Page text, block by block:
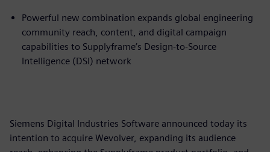
Powerful new combination expands global engineering
community reach, content, and digital campaign
capabilities to Supplyframe’s Design-to-Source
Intelligence (DSI) network
Siemens Digital Industries Software announced today its
intention to acquire Wevolver, expanding its audience